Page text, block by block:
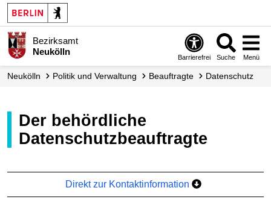
Bezirksamt
Neukölln
Barrierefrei Suche Menü
Neukölln Politik und Verwaltung Beauftragte Datenschutz
Der behördliche
Datenschutzbeauftragte
Direkt zur Kontaktinformation